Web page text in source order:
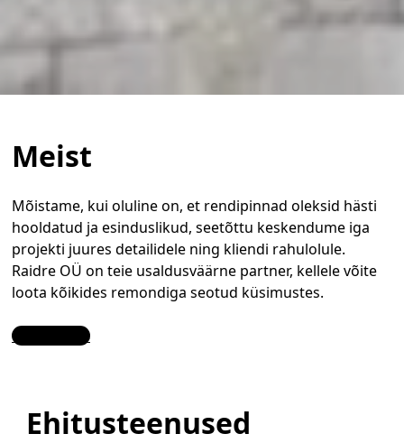
Meist
Mõistame, kui oluline on, et rendipinnad oleksid hästi
hooldatud ja esinduslikud, seetõttu keskendume iga
projekti juures detailidele ning kliendi rahulolule.
Raidre OÜ on teie usaldusväärne partner, kellele võite
loota kõikides remondiga seotud küsimustes.
Contact Us
Ehitusteenused